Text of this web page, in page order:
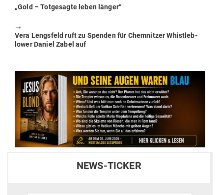
Previous
„Gold – Tot­ge­sagte leben länger“
🠖
Next
post:
Vera Lengsfeld ruft zu Spenden für Chem­nitzer Whist­le­b­
lower Daniel Zabel auf
NEWS-TICKER